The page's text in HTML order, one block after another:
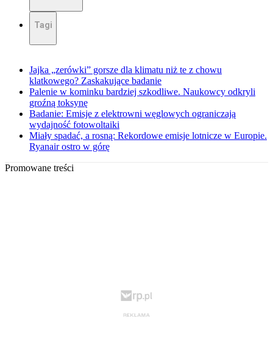
Tagi
Jajka „zerówki” gorsze dla klimatu niż te z chowu
klatkowego? Zaskakujące badanie
Palenie w kominku bardziej szkodliwe. Naukowcy odkryli
groźną toksynę
Badanie: Emisje z elektrowni węglowych ograniczają
wydajność fotowoltaiki
Miały spadać, a rosną: Rekordowe emisje lotnicze w Europie.
Ryanair ostro w górę
Promowane treści